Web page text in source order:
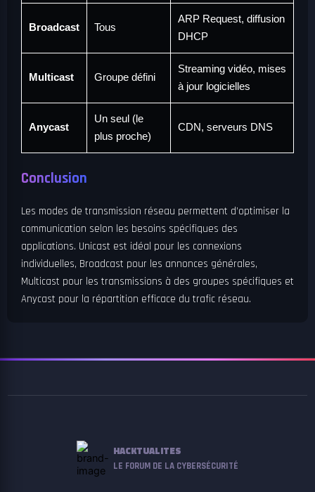
Broadcast Tous
ARP Request, diffusion
DHCP
Multicast Groupe défini
Streaming vidéo, mises
à jour logicielles
Anycast
Un seul (le
plus proche)
CDN, serveurs DNS
Conclusion
Les modes de transmission réseau permettent d’optimiser la
communication selon les besoins spécifiques des
applications. Unicast est idéal pour les connexions
individuelles, Broadcast pour les annonces générales,
Multicast pour les transmissions à des groupes spécifiques et
Anycast pour la répartition efficace du trafic réseau.
HACKTUALITES
LE FORUM DE LA CYBERSÉCURITÉ